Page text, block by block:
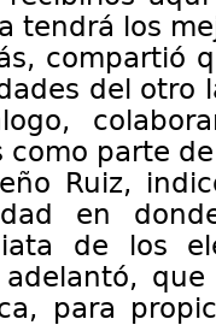
tendrá los
compartió
del otro
como parte
Ruiz,
en
de los
para